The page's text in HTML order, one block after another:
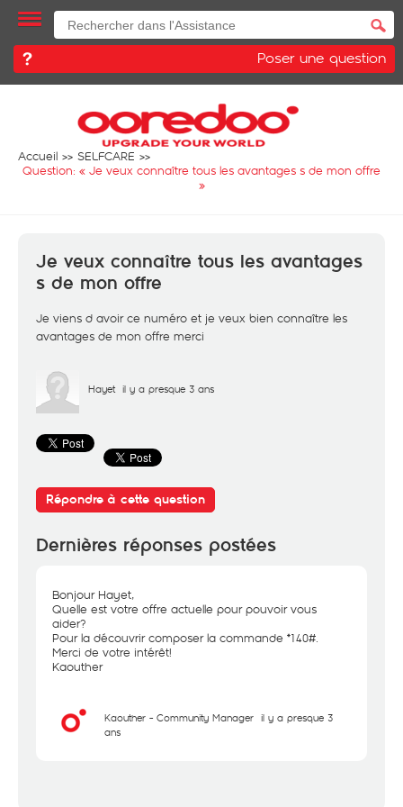
Poser une question
Accueil
SELFCARE
Question: « Je veux connaître tous les avantages s de mon offre
»
Je veux connaître tous les avantages
s de mon offre
Je viens d avoir ce numéro et je veux bien connaître les
avantages de mon offre merci
Hayet il y a presque 3 ans
Répondre à cette question
Dernières réponses postées
Bonjour Hayet,
Quelle est votre offre actuelle pour pouvoir vous
aider?
Pour la découvrir composer la commande *140#.
Merci de votre intérêt!
Kaouther
Kaouther - Community Manager il y a presque 3
ans